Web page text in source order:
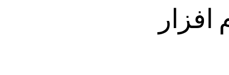
افزار